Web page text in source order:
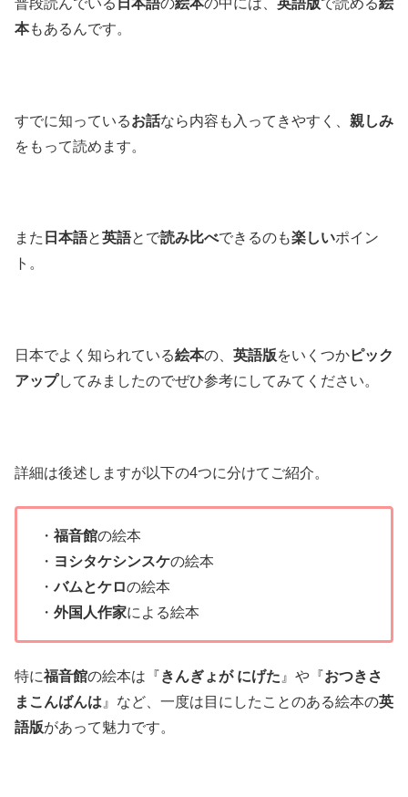
本もあるんです。
すでに知っているお話なら内容も入ってきやすく、 親しみ
をもって読めます。
また 日本語と英語とで読み比べできるのも楽しいポイン
ト。
日本でよく知られている絵本の、 英語版をいくつかピック
アップしてみましたのでぜひ参考にしてみてください。
詳細は後述しますが以下の4つに分けてご紹介。
・ 福音館の絵本
・ ヨシタケシンスケの絵本
・バムとケロの絵本
・ 外国人作家による絵本
特に福音館の絵本は『きんぎょが にげた 』や『おつきさ
まこんばんは 』など、一度は目にしたことのある絵本の英
語版があって魅力です。